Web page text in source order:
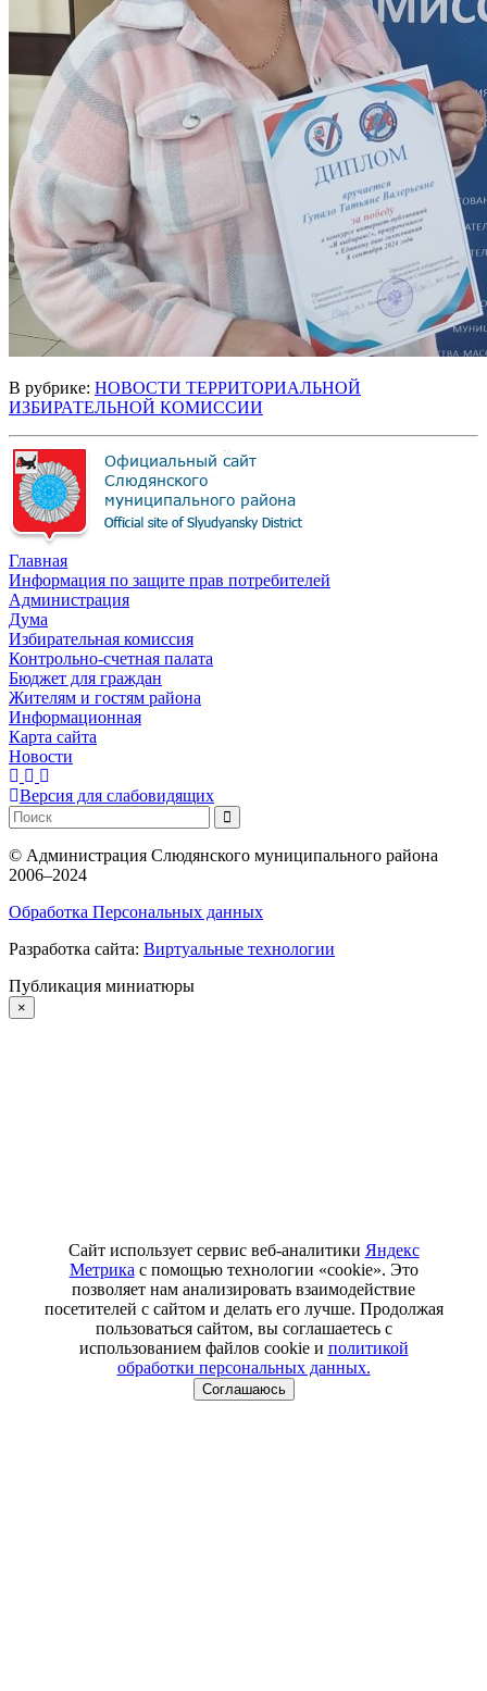
В рубрике: НОВОСТИ ТЕРРИТОРИАЛЬНОЙ
ИЗБИРАТЕЛЬНОЙ КОМИССИИ
Главная
Информация по защите прав потребителей
Администрация
Дума
Избирательная комиссия
Контрольно-счетная палата
Бюджет для граждан
Жителям и гостям района
Информационная
Карта сайта
Новости
Версия для слабовидящих
© Администрация Слюдянского муниципального района
2006–2024
Обработка Персональных данных
Разработка сайта: Виртуальные технологии
Публикация миниатюры
×
Сайт использует сервис веб-аналитики Яндекс
Метрика с помощью технологии «cookie». Это
позволяет нам анализировать взаимодействие
посетителей с сайтом и делать его лучше. Продолжая
пользоваться сайтом, вы соглашаетесь с
использованием файлов cookie и политикой
обработки персональных данных.
Соглашаюсь